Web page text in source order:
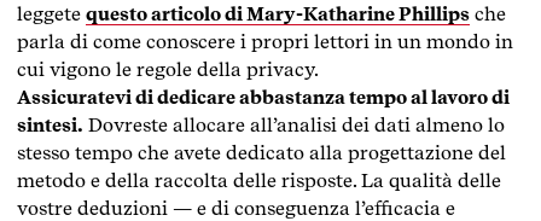
leggete questo articolo di Mary-Katharine Phillips che
parla di come conoscere i propri lettori in un mondo in
cui vigono le regole della privacy.
Assicuratevi di dedicare abbastanza tempo al lavoro di
sintesi. Dovreste allocare all’analisi dei dati almeno lo
stesso tempo che avete dedicato alla progettazione del
metodo e della raccolta delle risposte. La qualità delle
vostre deduzioni — e di conseguenza l’efficacia e